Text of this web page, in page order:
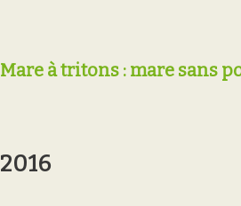
Mare à tritons : mare sans
2016